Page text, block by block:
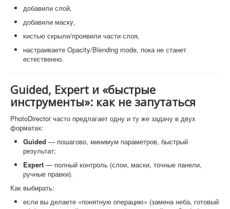
добавили слой,
добавили маску,
кистью скрыли/проявили части слоя,
настраиваете Opacity/Blending mode, пока не станет
естественно.
Guided, Expert и «быстрые
инструменты»: как не запутаться
PhotoDirector часто предлагает одну и ту же задачу в двух
форматах:
Guided — пошагово, минимум параметров, быстрый
результат;
Expert — полный контроль (слои, маски, точные панели,
ручные правки).
Как выбирать:
если вы делаете «понятную операцию» (замена неба, готовый